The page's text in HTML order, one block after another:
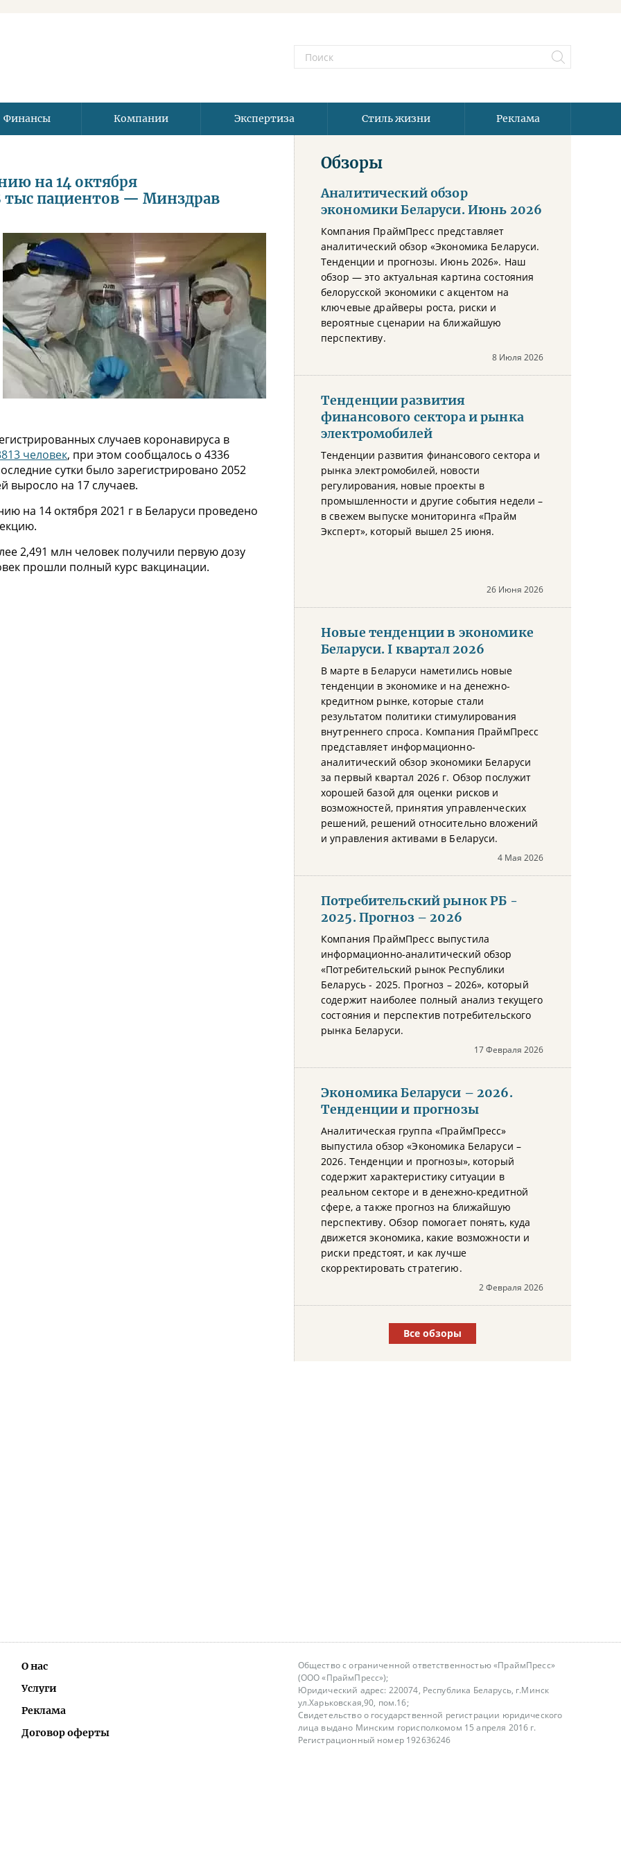
Финансы Компании Экспертиза Стиль жизни Реклама
на 14 октября
тыс пациентов — Минздрав
случаев коронавируса в
человек, при этом сообщалось о 4336
сутки было зарегистрировано 2052
выросло на 17 случаев.
на 14 октября 2021 г в Беларуси проведено
2,491 млн человек получили первую дозу
прошли полный курс вакцинации.
Обзоры
Аналитический обзор
экономики Беларуси. Июнь 2026
Компания ПраймПресс представляет
аналитический обзор «Экономика Беларуси.
Тенденции и прогнозы. Июнь 2026». Наш
обзор — это актуальная картина состояния
белорусской экономики с акцентом на
ключевые драйверы роста, риски и
вероятные сценарии на ближайшую
перспективу.
8 Июля 2026
Тенденции развития
финансового сектора и рынка
электромобилей
Тенденции развития финансового сектора и
рынка электромобилей, новости
регулирования, новые проекты в
промышленности и другие события недели –
в свежем выпуске мониторинга «Прайм
Эксперт», который вышел 25 июня.
26 Июня 2026
Новые тенденции в экономике
Беларуси. I квартал 2026
В марте в Беларуси наметились новые
тенденции в экономике и на денежно-
кредитном рынке, которые стали
результатом политики стимулирования
внутреннего спроса. Компания ПраймПресс
представляет информационно-
аналитический обзор экономики Беларуси
за первый квартал 2026 г. Обзор послужит
хорошей базой для оценки рисков и
возможностей, принятия управленческих
решений, решений относительно вложений
и управления активами в Беларуси.
4 Мая 2026
Потребительский рынок РБ -
2025. Прогноз – 2026
Компания ПраймПресс выпустила
информационно-аналитический обзор
«Потребительский рынок Республики
Беларусь - 2025. Прогноз – 2026», который
содержит наиболее полный анализ текущего
состояния и перспектив потребительского
рынка Беларуси.
17 Февраля 2026
Экономика Беларуси – 2026.
Тенденции и прогнозы
Аналитическая группа «ПраймПресс»
выпустила обзор «Экономика Беларуси –
2026. Тенденции и прогнозы», который
содержит характеристику ситуации в
реальном секторе и в денежно-кредитной
сфере, а также прогноз на ближайшую
перспективу. Обзор помогает понять, куда
движется экономика, какие возможности и
риски предстоят, и как лучше
скорректировать стратегию.
2 Февраля 2026
Все обзоры
О нас
Услуги
Реклама
Договор оферты
Общество с ограниченной ответственностью «ПраймПресс»
(ООО «ПраймПресс»);
Юридический адрес: 220074, Республика Беларусь, г.Минск
ул.Харьковская,90, пом.16;
Свидетельство о государственной регистрации юридического
лица выдано Минским горисполкомом 15 апреля 2016 г.
Регистрационный номер 192636246